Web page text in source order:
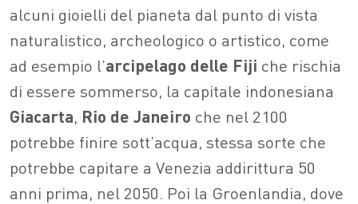
alcuni gioielli del pianeta dal punto di vista
naturalistico, archeologico o artistico, come
ad esempio l’arcipelago delle Fiji che rischia
di essere sommerso, la capitale indonesiana
Giacarta, Rio de Janeiro che nel 2100
potrebbe finire sott’acqua, stessa sorte che
potrebbe capitare a Venezia addirittura 50
anni prima, nel 2050. Poi la Groenlandia, dove